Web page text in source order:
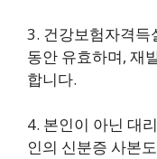
3. 건강보험자격득
동안 유효하며, 재
합니다.
4. 본인이 아닌 대
인의 신분증 사본